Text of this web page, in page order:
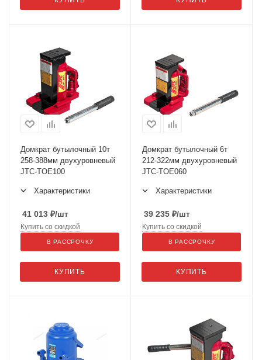
Домкрат бутылочный 10т
258-388мм двухуровневый
JTC-TOE100
Характеристики
41 013 ₽/шт
КУПИТЬ
Купить со скидкой
В РАССРОЧКУ
Домкрат бутылочный 6т
212-322мм двухуровневый
JTC-TOE060
Характеристики
39 235 ₽/шт
КУПИТЬ
Купить со скидкой
В РАССРОЧКУ